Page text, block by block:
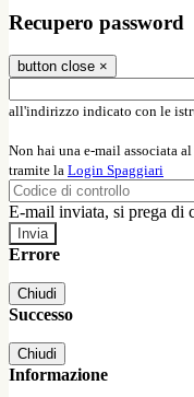
Recupero password
button close ×
all'indirizzo indicato con le
Non hai una e-mail associata
tramite la Login Spaggiari
E-mail inviata, si prega di
Errore
Chiudi
Successo
Chiudi
Informazione